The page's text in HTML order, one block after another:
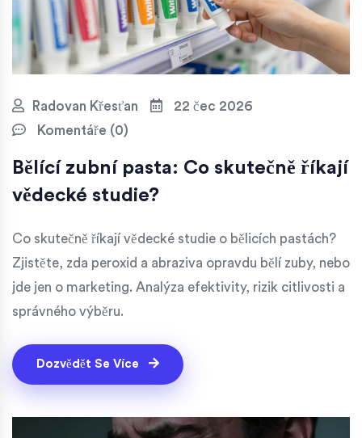
Radovan Křesťan
22 čec 2026
Komentáře (0)
Bělící zubní pasta: Co skutečně říkají
vědecké studie?
Co skutečně říkají vědecké studie o bělicích pastách?
Zjistěte, zda peroxid a abraziva opravdu bělí zuby, nebo
jde jen o marketing. Analýza efektivity, rizik citlivosti a
správného výběru.
Dozvědět Se Více